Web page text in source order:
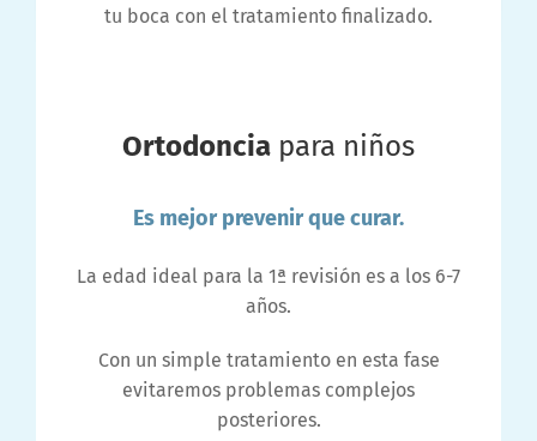
tu boca con el tratamiento finalizado.
Ortodoncia para niños
Es mejor prevenir que curar.
La edad ideal para la 1ª revisión es a los 6-7
años.
Con un simple tratamiento en esta fase
evitaremos problemas complejos
posteriores.